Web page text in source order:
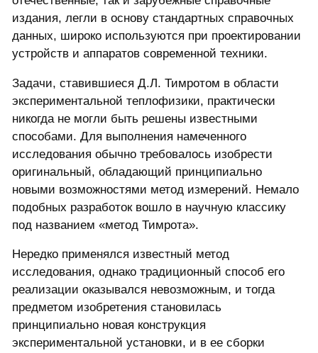
издания, легли в основу стандартных справочных
данных, широко используются при проектировании
устройств и аппаратов современной техники.
Задачи, ставившиеся Д.Л. Тимротом в области
экспериментальной теплофизики, практически
никогда не могли быть решены известными
способами. Для выполнения намеченного
исследования обычно требовалось изобрести
оригинальный, обладающий принципиально
новыми возможностями метод измерений. Немало
подобных разработок вошло в научную классику
под названием «метод Тимрота».
Нередко применялся известный метод
исследования, однако традиционный способ его
реализации оказывался невозможным, и тогда
предметом изобретения становилась
принципиально новая конструкция
экспериментальной установки, и в ее сборки